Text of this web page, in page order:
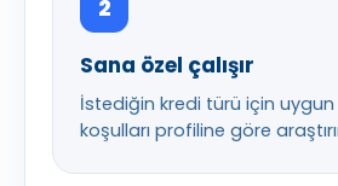
2
Sana özel çalışır
İstediğin kredi türü için
koşulları profiline göre